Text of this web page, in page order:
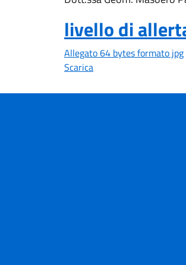
livello di
Allegato 64 bytes formato jpg
Scarica